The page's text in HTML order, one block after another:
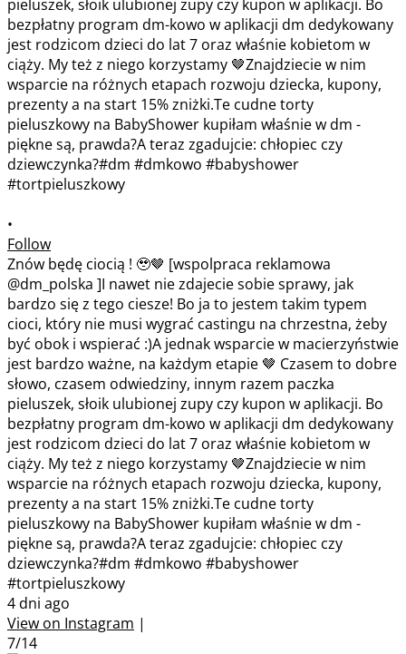
•
Follow
Znów będę ciocią ! 🥹🤎 [wspolpraca reklamowa
@dm_polska ]I nawet nie zdajecie sobie sprawy, jak
bardzo się z tego ciesze! Bo ja to jestem takim typem
cioci, który nie musi wygrać castingu na chrzestna, żeby
być obok i wspierać :)A jednak wsparcie w macierzyństwie
jest bardzo ważne, na każdym etapie 🤎 Czasem to dobre
słowo, czasem odwiedziny, innym razem paczka
pieluszek, słoik ulubionej zupy czy kupon w aplikacji. Bo
bezpłatny program dm-kowo w aplikacji dm dedykowany
jest rodzicom dzieci do lat 7 oraz właśnie kobietom w
ciąży. My też z niego korzystamy 🤎Znajdziecie w nim
wsparcie na różnych etapach rozwoju dziecka, kupony,
prezenty a na start 15% zniżki.Te cudne torty
pieluszkowy na BabyShower kupiłam właśnie w dm -
piękne są, prawda?A teraz zgadujcie: chłopiec czy
dziewczynka?#dm #dmkowo #babyshower
#tortpieluszkowy
4 dni ago
View on Instagram |
7/14